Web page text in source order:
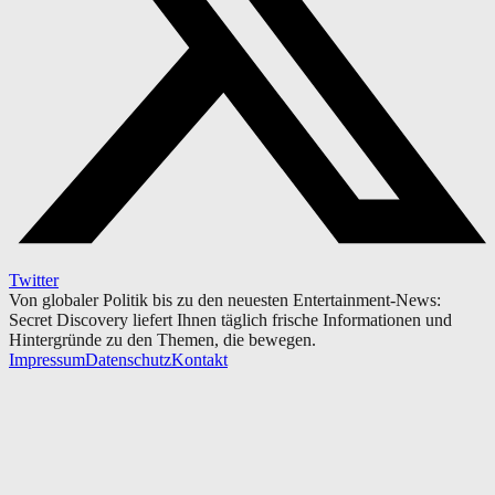
Twitter
Von globaler Politik bis zu den neuesten Entertainment-News:
Secret Discovery liefert Ihnen täglich frische Informationen und
Hintergründe zu den Themen, die bewegen.
ImpressumDatenschutzKontakt